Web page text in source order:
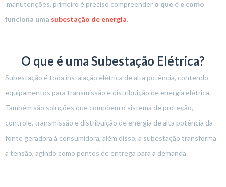
manutenções, primeiro é preciso compreender o que é e como
funciona uma subestação de energia.
O que é uma Subestação Elétrica?
Subestação é toda instalação elétrica de alta potência, contendo
equipamentos para transmissão e distribuição de energia elétrica.
Também são soluções que compõem o sistema de proteção,
controle, transmissão e distribuição de energia de alta potência da
fonte geradora à consumidora, além disso, a subestação transforma
a tensão, agindo como pontos de entrega para a demanda.